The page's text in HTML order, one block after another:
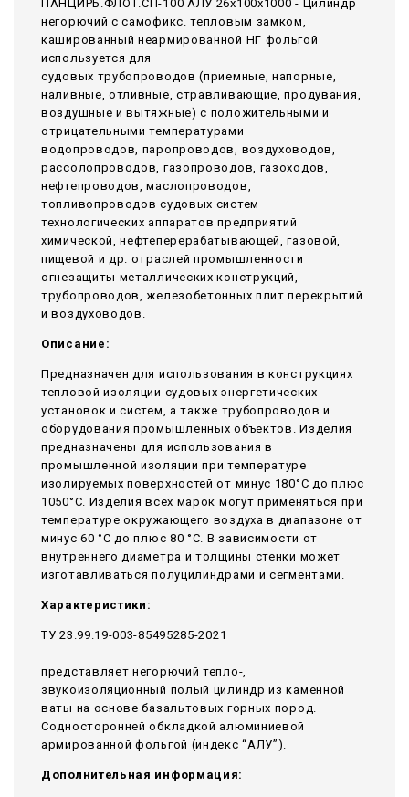
ПАНЦИРЬ.ФЛОТ.СП-100 АЛУ 26x100x1000 - Цилиндр
негорючий c самофикс. тепловым замком,
кашированный неармированной НГ фольгой
используется для
судовых трубопроводов (приемные, напорные,
наливные, отливные, стравливающие, продувания,
воздушные и вытяжные) с положительными и
отрицательными температурами
водопроводов, паропроводов, воздуховодов,
рассолопроводов, газопроводов, газоходов,
нефтепроводов, маслопроводов,
топливопроводов судовых систем
технологических аппаратов предприятий
химической, нефтеперерабатывающей, газовой,
пищевой и др. отраслей промышленности
огнезащиты металлических конструкций,
трубопроводов, железобетонных плит перекрытий
и воздуховодов.
Описание:
Предназначен для использования в конструкциях
тепловой изоляции судовых энергетических
установок и систем, а также трубопроводов и
оборудования промышленных объектов. Изделия
предназначены для использования в
промышленной изоляции при температуре
изолируемых поверхностей от минус 180°С до плюс
1050°С. Изделия всех марок могут применяться при
температуре окружающего воздуха в диапазоне от
минус 60 °С до плюс 80 °С. В зависимости от
внутреннего диаметра и толщины стенки может
изготавливаться полуцилиндрами и сегментами.
Характеристики:
ТУ 23.99.19-003-85495285-2021
представляет негорючий тепло-,
звукоизоляционный полый цилиндр из каменной
ваты на основе базальтовых горных пород.
Содносторонней обкладкой алюминиевой
армированной фольгой (индекс “АЛУ”).
Дополнительная информация: